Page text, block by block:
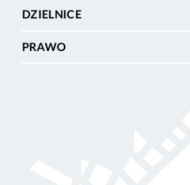
DZIELNICE
PRAWO